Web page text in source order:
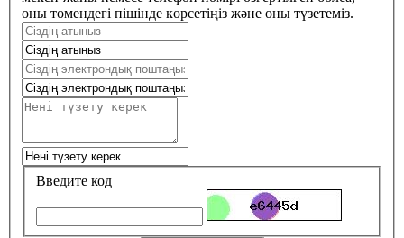
оны төмендегі пішінде көрсетіңіз және оны түзетеміз.
Введите код